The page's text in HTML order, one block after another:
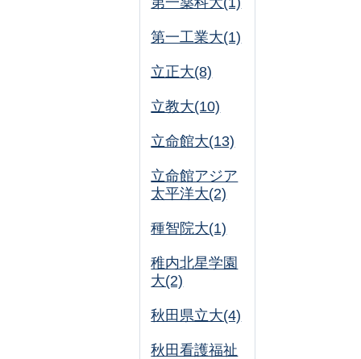
第一工業大(1)
立正大(8)
立教大(10)
立命館大(13)
立命館アジア
太平洋大(2)
種智院大(1)
稚内北星学園
大(2)
秋田県立大(4)
秋田看護福祉